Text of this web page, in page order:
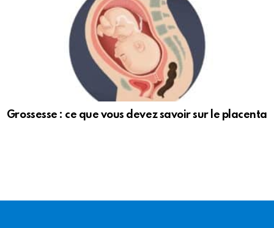
Grossesse : ce que vous devez savoir sur le placenta